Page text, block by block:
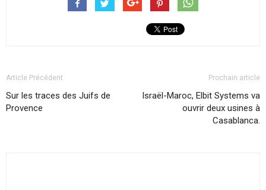
Article Précédent
Sur les traces des Juifs de
Provence
Prochain article
Israël-Maroc, Elbit Systems va
ouvrir deux usines à
Casablanca.